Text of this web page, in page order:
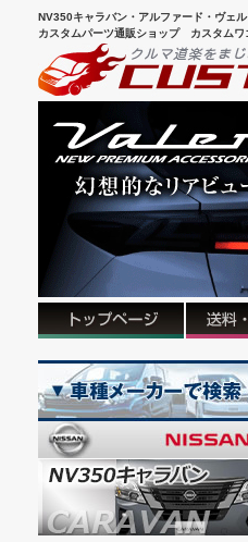
NV350キャラバン・アルファード・ヴェ
カスタムパーツ通販ショップ カスタムワ